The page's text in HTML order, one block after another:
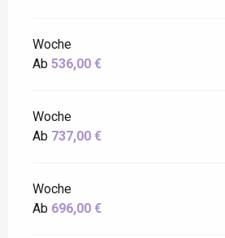
Woche
Ab 536,00 €
Woche
Ab 737,00 €
Woche
Ab 696,00 €